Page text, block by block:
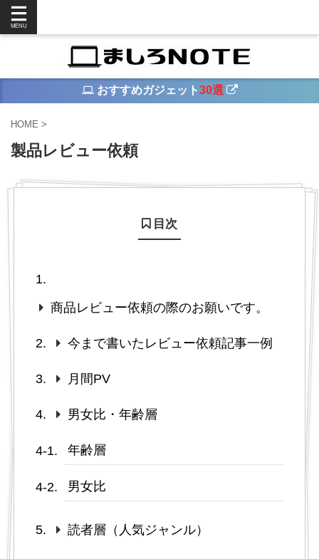
おすすめガジェット30選
HOME >
製品レビュー依頼
目次
商品レビュー依頼の際のお願いです。
今まで書いたレビュー依頼記事一例
月間PV
男女比・年齢層
年齢層
男女比
読者層（人気ジャンル）